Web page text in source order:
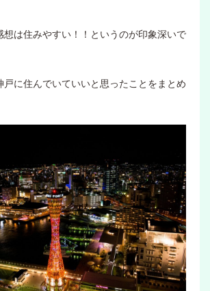
想は住みやすい！！というのが印象深いで
戸に住んでいていいと思ったことをまとめ